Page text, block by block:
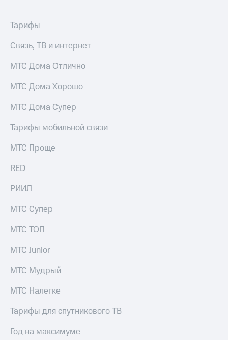
Тарифы
Связь, ТВ и интернет
МТС Дома Отлично
МТС Дома Хорошо
МТС Дома Супер
Тарифы мобильной связи
МТС Проще
RED
РИИЛ
МТС Супер
МТС ТОП
МТС Junior
МТС Мудрый
МТС Налегке
Тарифы для спутникового ТВ
Год на максимуме